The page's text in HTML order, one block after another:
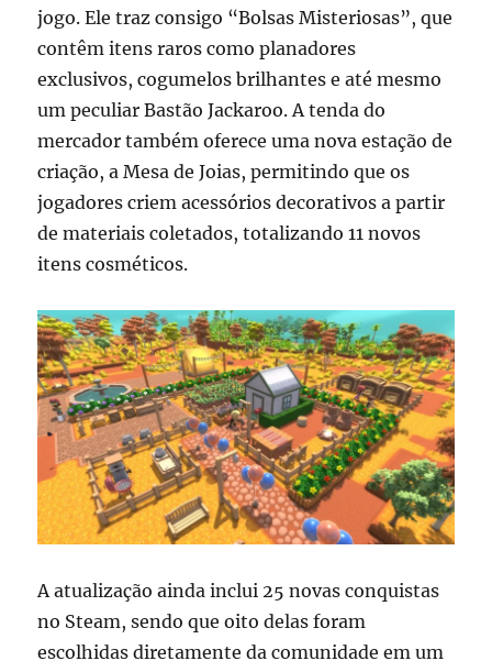
jogo. Ele traz consigo “Bolsas Misteriosas”, que
contêm itens raros como planadores
exclusivos, cogumelos brilhantes e até mesmo
um peculiar Bastão Jackaroo. A tenda do
mercador também oferece uma nova estação de
criação, a Mesa de Joias, permitindo que os
jogadores criem acessórios decorativos a partir
de materiais coletados, totalizando 11 novos
itens cosméticos.
A atualização ainda inclui 25 novas conquistas
no Steam, sendo que oito delas foram
escolhidas diretamente da comunidade em um